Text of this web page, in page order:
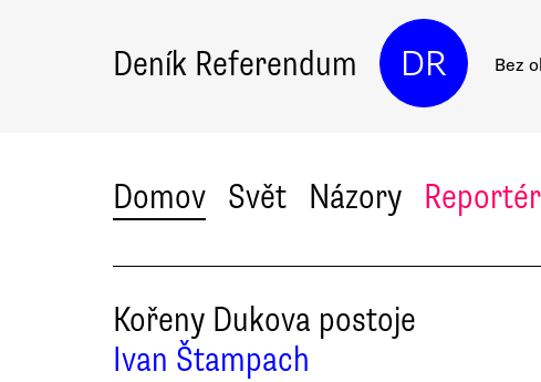
Deník Referendum DR Bez
Domov Svět Názory
Kořeny Dukova postoje
Ivan Štampach